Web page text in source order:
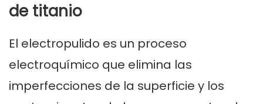
de titanio
El electropulido es un proceso
electroquímico que elimina las
imperfecciones de la superficie y los